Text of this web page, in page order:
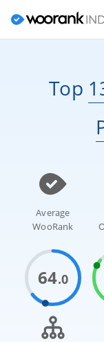
Top
Average
WooRank
64.0